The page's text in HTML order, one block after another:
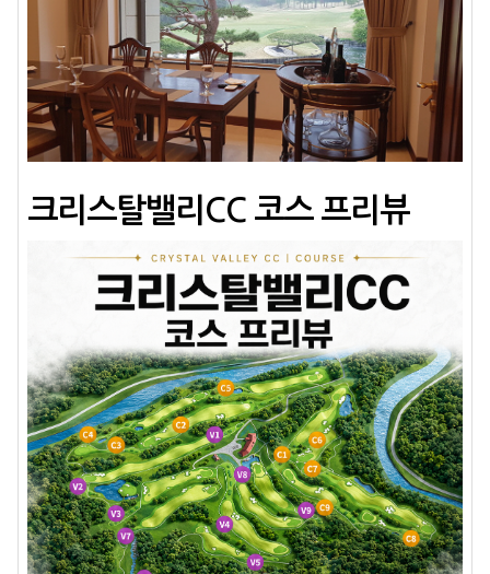
크리스탈밸리CC 코스 프리뷰